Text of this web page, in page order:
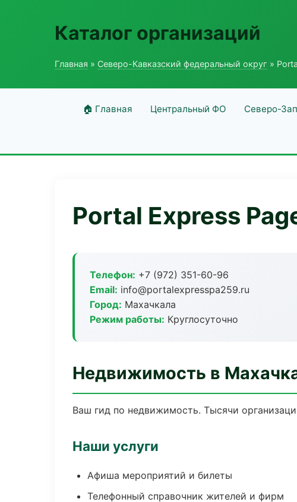
Каталог организаций
Главная » Северо-Кавказский федеральный округ »
🏠 Главная Центральный ФО Северо-
Portal Express
Телефон: +7 (972) 351-60-96
Email: info@portalexpresspa259.ru
Город: Махачкала
Режим работы: Круглосуточно
Недвижимость в
Ваш гид по недвижимость. Тысячи
Наши услуги
Афиша мероприятий и билеты
Телефонный справочник жителей и фирм